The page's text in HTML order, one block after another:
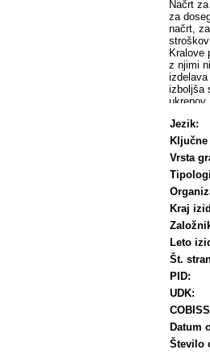
Načrt
za
načrt,
Kralove
z njimi
izboljša
ukrepov.
Jezik:
Ključne
Vrsta
Kraj
Leto
Št.
PID:
UDK:
Datum
Število